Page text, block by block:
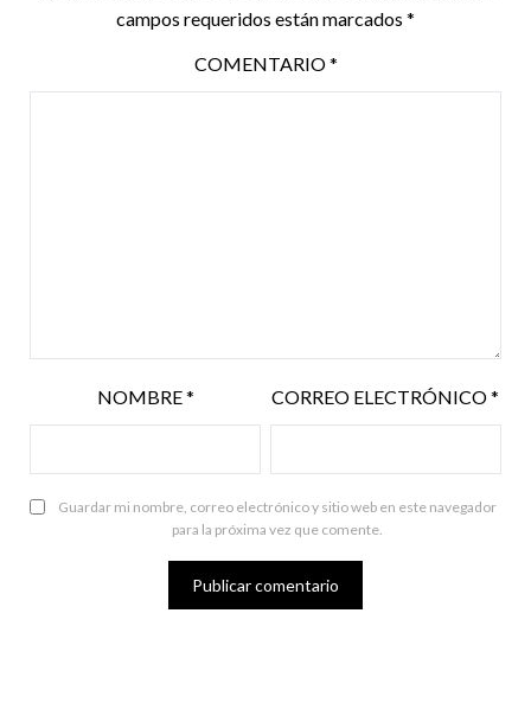
campos requeridos están marcados *
COMENTARIO*
NOMBRE* CORREO ELECTRÓNICO*
Guardar mi nombre, correo electrónico y sitio web en este navegador
para la próxima vez que comente.